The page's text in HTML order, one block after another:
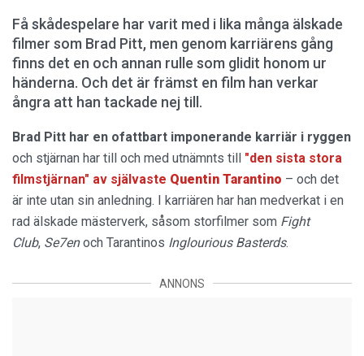
Få skådespelare har varit med i lika många älskade
filmer som Brad Pitt, men genom karriärens gång
finns det en och annan rulle som glidit honom ur
händerna. Och det är främst en film han verkar
ångra att han tackade nej till.
Brad Pitt har en ofattbart imponerande karriär i ryggen
och stjärnan har till och med utnämnts till "den sista stora
filmstjärnan" av självaste Quentin Tarantino – och det
är inte utan sin anledning. I karriären har han medverkat i en
rad älskade mästerverk, såsom storfilmer som Fight
Club, Se7enoch Tarantinos Inglourious Basterds.
ANNONS